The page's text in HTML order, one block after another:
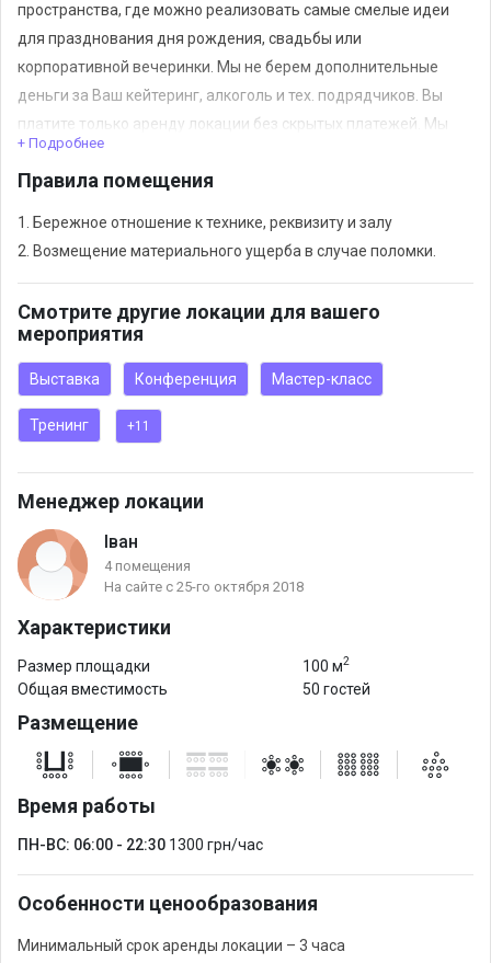
пространства, где можно реализовать самые смелые идеи
для празднования дня рождения, свадьбы или
корпоративной вечеринки. Мы не берем дополнительные
деньги за Ваш кейтеринг, алкоголь и тех. подрядчиков. Вы
платите только аренду локации без скрытых платежей. Мы
работаем круглосуточно и Вы всегда сможете продлить
веселье.
+ Подробнее
Правила помещения
1. Бережное отношение к технике, реквизиту и залу
2. Возмещение материального ущерба в случае поломки.
Смотрите другие локации для вашего
мероприятия
Выставка Конференция Мастер-класс
Тренинг +11
Менеджер локации
Іван
4 помещения
На сайте с 25-го октября 2018
Характеристики
Размер площадки 100 м2
Общая вместимость 50 гостей
Размещение
Время работы
ПН-ВС: 06:00 - 22:30 1300 грн/час
Особенности ценообразования
Минимальный срок аренды локации – 3 часа